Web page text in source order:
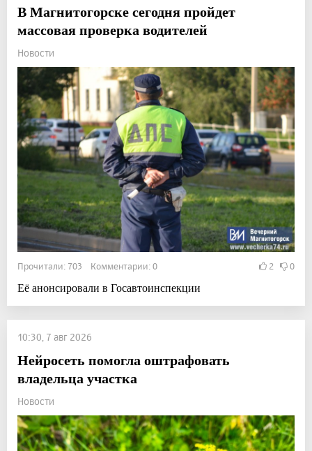
В Магнитогорске сегодня пройдет
массовая проверка водителей
Новости
Прочитали: 703 Комментарии: 0 2 0
Её анонсировали в Госавтоинспекции
10:30, 7 авг 2026
Нейросеть помогла оштрафовать
владельца участка
Новости